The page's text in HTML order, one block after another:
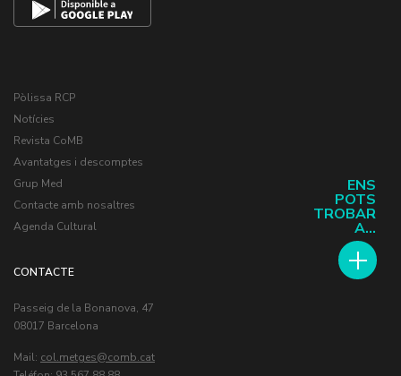
ENS
POTS
TROBAR
A...
Pòlissa RCP
Notícies
Revista CoMB
Avantatges i descomptes
Grup Med
Contacte amb nosaltres
Agenda Cultural
CONTACTE
Passeig de la Bonanova, 47
08017 Barcelona
Mail: col.metges